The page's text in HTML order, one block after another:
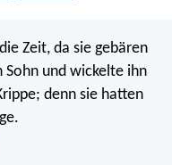
Zeit, da sie gebären
und wickelte ihn
denn sie hatten